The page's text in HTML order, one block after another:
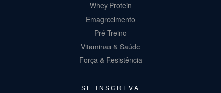
Whey Protein
Emagrecimento
Pré Treino
Vitaminas & Saúde
Força & Resistência
SE INSCREVA